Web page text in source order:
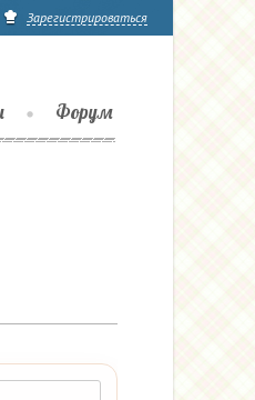
Зарегистрироваться
Форум